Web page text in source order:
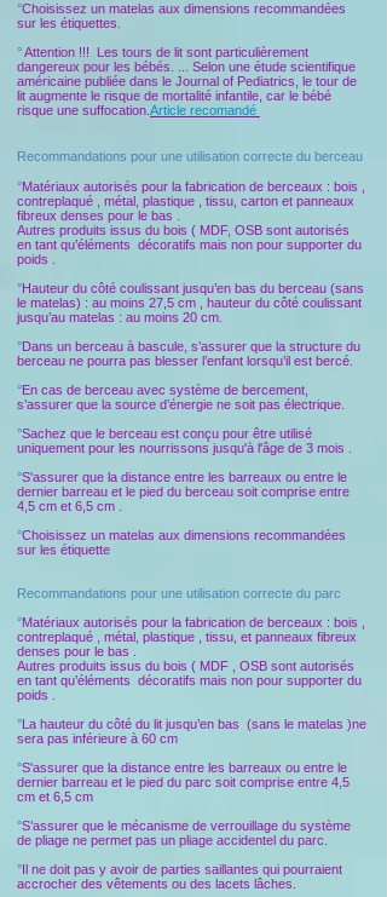
°Choisissez un matelas aux dimensions recommandées
sur les étiquettes.
°Attention !!! Les tours de lit sont particulièrement
dangereux pour les bébés. ... Selon une étude scientifique
américaine publiée dans le Journal of Pediatrics, le tour de
lit augmente le risque de mortalité infantile, car le bébé
risque une suffocation. Article recomandé
Recommandations pour une utilisation correcte du berceau
°Matériaux autorisés pour la fabrication de berceaux : bois ,
contreplaqué , métal, plastique , tissu, carton et panneaux
fibreux denses pour le bas .
Autres produits issus du bois ( MDF, OSB sont autorisés
en tant qu’éléments décoratifs mais non pour supporter du
poids .
°Hauteur du côté coulissant jusqu’en bas du berceau (sans
le matelas) : au moins 27,5 cm , hauteur du côté coulissant
jusqu’au matelas : au moins 20 cm.
°Dans un berceau à bascule, s’assurer que la structure du
berceau ne pourra pas blesser l’enfant lorsqu’il est bercé.
°En cas de berceau avec système de bercement,
s’assurer que la source d’énergie ne soit pas électrique.
°Sachez que le berceau est conçu pour être utilisé
uniquement pour les nourrissons jusqu'à l'âge de 3 mois .
°S'assurer que la distance entre les barreaux ou entre le
dernier barreau et le pied du berceau soit comprise entre
4,5 cm et 6,5 cm .
°Choisissez un matelas aux dimensions recommandées
sur les étiquette
Recommandations pour une utilisation correcte du parc
°Matériaux autorisés pour la fabrication de berceaux : bois ,
contreplaqué , métal, plastique , tissu, et panneaux fibreux
denses pour le bas .
Autres produits issus du bois ( MDF , OSB sont autorisés
en tant qu’éléments décoratifs mais non pour supporter du
poids .
°La hauteur du côté du lit jusqu’en bas (sans le matelas )ne
sera pas inférieure à 60 cm
°S'assurer que la distance entre les barreaux ou entre le
dernier barreau et le pied du parc soit comprise entre 4,5
cm et 6,5 cm
°S’assurer que le mécanisme de verrouillage du système
de pliage ne permet pas un pliage accidentel du parc.
°Il ne doit pas y avoir de parties saillantes qui pourraient
accrocher des vêtements ou des lacets lâches.